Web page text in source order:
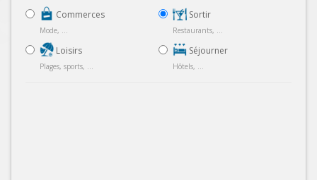
Commerces
Mode, ...
Loisirs
Plages, sports, ...
Sortir
Restaurants, ...
Séjourner
Hôtels, ...